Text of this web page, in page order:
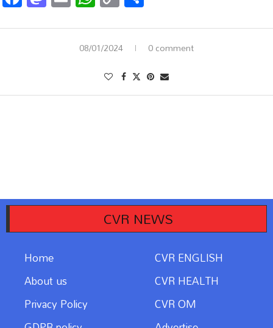
Link
08/01/2024 0 comment
CVR NEWS
Home
CVR ENGLISH
About us
CVR HEALTH
Privacy Policy
CVR OM